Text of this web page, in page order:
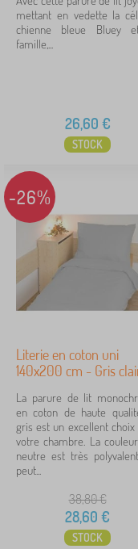
mettant en vedette la
chienne bleue Bluey
famille,...
26,60 €
STOCK
-26%
Literie en coton uni
140x200 cm - Gris
La parure de lit
en coton de haute
gris est un excellent
votre chambre. La
neutre est très
peut...
38,80€
28,60 €
STOCK